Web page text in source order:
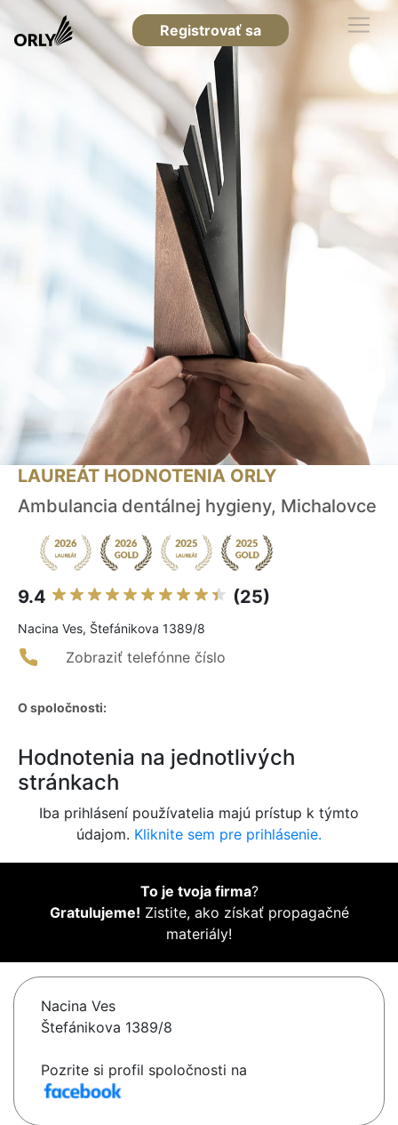
Registrovať sa
LAUREÁT HODNOTENIA ORLY
Ambulancia dentálnej hygieny, Michalovce
9.4 (25)
Nacina Ves, Štefánikova 1389/8
Zobraziť telefónne číslo
O spoločnosti:
Hodnotenia na jednotlivých
stránkach
Iba prihlásení používatelia majú prístup k týmto
údajom. Kliknite sem pre prihlásenie.
To je tvoja firma?
Gratulujeme! Zistite, ako získať propagačné
materiály!
Nacina Ves
Štefánikova 1389/8
Pozrite si profil spoločnosti na